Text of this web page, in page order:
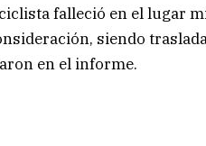
falleció en el lugar
siendo
en el informe.